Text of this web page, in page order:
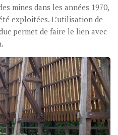
mines dans les années 1970,
exploitées. L’utilisation de
permet de faire le lien avec